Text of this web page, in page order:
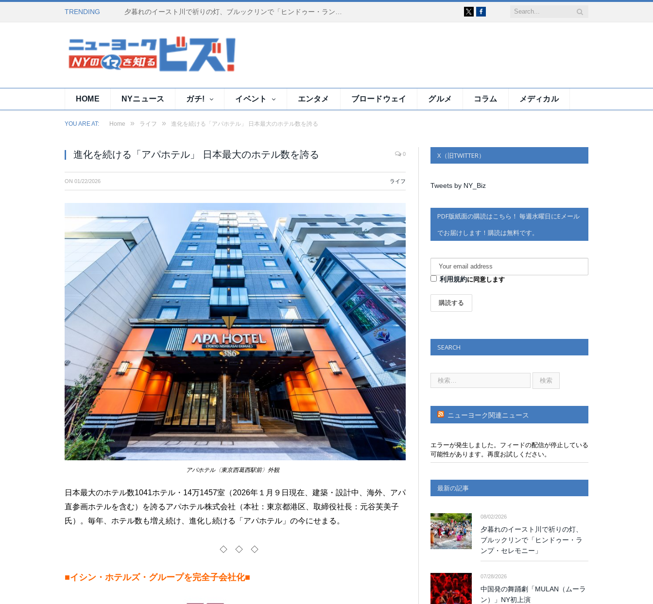
TRENDING 夕暮れのイースト川で祈りの灯、ブルックリンで「ヒンドゥー・ランプ・セレモニー」 Facebook
HOME NYニュース ガチ! イベント エンタメ ブロードウェイ グルメ コラム メディカル
YOU ARE AT: Home » ライフ » 進化を続ける「アパホテル」 日本最大のホテル数を誇る
進化を続ける「アパホテル」 日本最大のホテル数を誇る 0
ON 01/22/2026 ライフ
アパホテル〈東京西葛西駅前〉外観
日本最大のホテル数1041ホテル・14万1457室（2026年１月９日現在、建築・設計中、海外、アパ
直参画ホテルを含む）を誇るアパホテル株式会社（本社：東京都港区、取締役社長：元谷芙美子
氏）。毎年、ホテル数も増え続け、進化し続ける「アパホテル」の今にせまる。
◇ ◇ ◇
■イシン・ホテルズ・グループを完全子会社化■
X（旧TWITTER）
Tweets by NY_Biz
PDF版紙面の購読はこちら！ 毎週水曜日にEメール
でお届けします！購読は無料です。
利用規約に同意します
SEARCH
ニューヨーク関連ニュース
エラーが発生しました。フィードの配信が停止している
可能性があります。再度お試しください。
最新の記事
08/02/2026
夕暮れのイースト川で祈りの灯、
ブルックリンで「ヒンドゥー・ラ
ンプ・セレモニー」
07/28/2026
中国発の舞踊劇「MULAN（ムーラ
ン）」NY初上演